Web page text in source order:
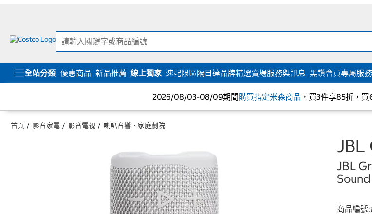
全站分類 優惠商品 新品推薦 線上獨家 速配限區隔日達品牌精選賣場服務與訊息 黑鑽會員專屬服務
2026/08/03-08/09期間購買指定米森商品 ，買3件享85折，
首頁 影音家電 影音電視 喇叭音響、家庭劇院
JBL
JBL
商品編號